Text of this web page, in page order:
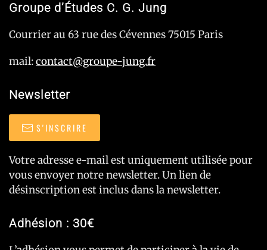
Groupe d’Études C. G. Jung
Courrier au 63 rue des Cévennes 75015 Paris
mail:contact@groupe-jung.fr
Newsletter
S'INSCRIRE
Votre adresse e-mail est uniquement utilisée pour
vous envoyer notre newsletter. Un lien de
désinscription est inclus dans la newsletter.
Adhésion : 30€